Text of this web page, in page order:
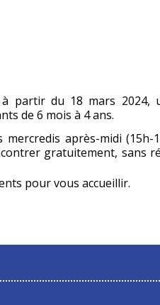
à partir du 18 mars
de 6 mois à 4 ans.
après-midi (15h-
gratuitement, sans
pour vous accueillir.